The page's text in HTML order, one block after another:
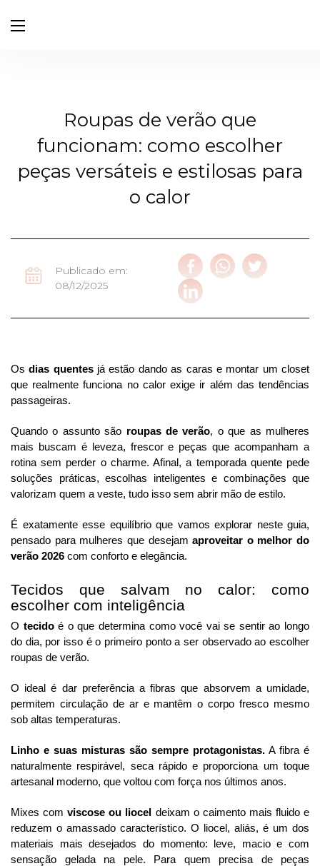
Roupas de verão que
funcionam: como escolher
peças versáteis e estilosas para
o calor
Publicado em:
08/12/2025
Osdias quentesjá estão dando as caras e montar um closet
que realmente funciona no calor exige ir além das tendências
passageiras.
Quando o assunto são roupas de verão, o que as mulheres
mais buscam é leveza, frescor e peças que acompanham a
rotina sem perder o charme. Afinal, a temporada quente pede
soluções práticas, escolhas inteligentes e combinações que
valorizam quem a veste, tudo isso sem abrir mão de estilo.
É exatamente esse equilíbrio que vamos explorar neste guia,
pensado para mulheres que desejam aproveitar o melhor do
verão 2026 com conforto e elegância.
Tecidos que salvam no calor: como
escolher com inteligência
O tecidoé o que determina como você vai se sentir ao longo
do dia, por isso é o primeiro ponto a ser observado ao escolher
roupas de verão.
O ideal é dar preferência a fibras que absorvem a umidade,
permitem circulação de ar e mantêm o corpo fresco mesmo
sob altas temperaturas.
Linho e suas misturas são sempre protagonistas. A fibra é
naturalmente respirável, seca rápido e proporciona um toque
artesanal moderno, que voltou com força nos últimos anos.
Mixes comviscose ou liocel
deixam o caimento mais fluido e
reduzem o amassado característico. O liocel, aliás, é um dos
materiais mais desejados do momento: leve, macio e com
sensação gelada na pele. Para quem precisa de peças